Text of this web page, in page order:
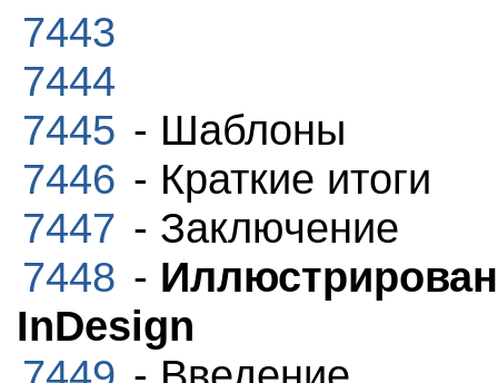
7443
7444
7445 - Шаблоны
7446 - Краткие итоги
7447 - Заключение
7448 -
InDesign